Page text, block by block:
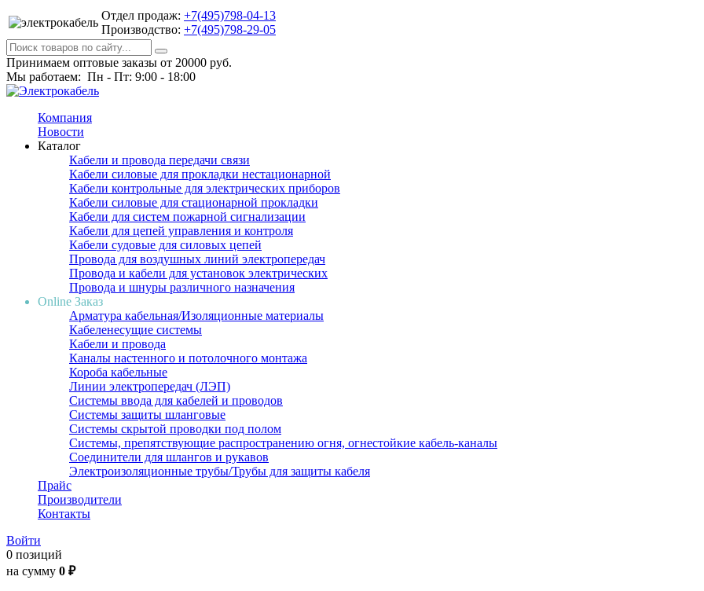
Отдел продаж: +7(495)798-04-13
Производство: +7(495)798-29-05
Принимаем оптовые заказы от 20000 руб.
Мы работаем: Пн - Пт: 9:00 - 18:00
Компания
Новости
Каталог
Кабели и провода передачи связи
Кабели силовые для прокладки нестационарной
Кабели контрольные для электрических приборов
Кабели силовые для стационарной прокладки
Кабели для систем пожарной сигнализации
Кабели для цепей управления и контроля
Кабели судовые для силовых цепей
Провода для воздушных линий электропередач
Провода и кабели для установок электрических
Провода и шнуры различного назначения
Online Заказ
Арматура кабельная/Изоляционные материалы
Кабеленесущие системы
Кабели и провода
Каналы настенного и потолочного монтажа
Короба кабельные
Линии электропередач (ЛЭП)
Системы ввода для кабелей и проводов
Системы защиты шланговые
Системы скрытой проводки под полом
Системы, препятствующие распространению огня, огнестойкие кабель-каналы
Соединители для шлангов и рукавов
Электроизоляционные трубы/Трубы для защиты кабеля
Прайс
Производители
Контакты
Войти
0 позиций
на сумму 0 ₽